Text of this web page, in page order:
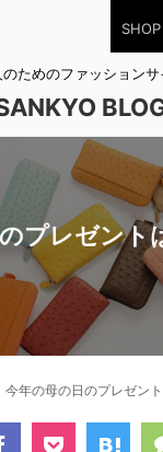
のためのファッションサ
プレゼント
今年の母の日のプレゼン